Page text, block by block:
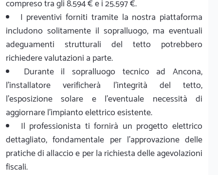
compreso tra gli 8.594 € e i 25.597 €.
I preventivi forniti tramite la nostra piattaforma
includono solitamente il sopralluogo, ma eventuali
adeguamenti strutturali del tetto potrebbero
richiedere valutazioni a parte.
Durante il sopralluogo tecnico ad Ancona,
l'installatore verificherà l'integrità del tetto,
l'esposizione solare e l'eventuale necessità di
aggiornare l'impianto elettrico esistente.
Il professionista ti fornirà un progetto elettrico
dettagliato, fondamentale per l'approvazione delle
pratiche di allaccio e per la richiesta delle agevolazioni
fiscali.